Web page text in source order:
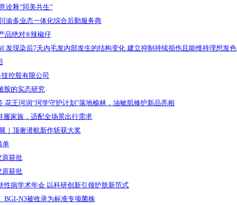
诠释“同美共生”
渝多业态一体化综合后勤服务商
品绝对®辣椒仔
现染后7天内毛发内部发生的结构变化 建立抑制持续损伤且能维持理想发色的技术
控股有限公司
胺的实态研究
花王珂润“珂学守护计划”落地榆林，油敏肌修护新品亮相
履家族，适配全场景出行需求
｜顶奢潜航新作斩获大奖
单
原获批
原获批
病学术年会 以科研创新引领护肤新范式
BGI-N3被收录为标准专项菌株